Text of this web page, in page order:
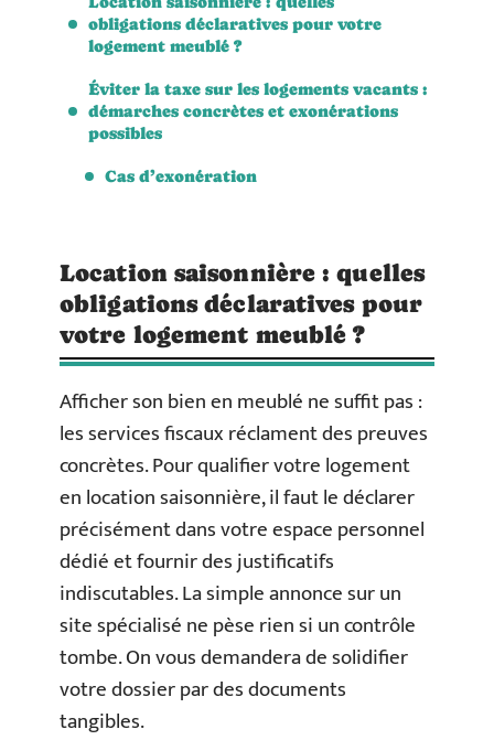
obligations déclaratives pour votre
logement meublé ?
Éviter la taxe sur les logements vacants :
démarches concrètes et exonérations
possibles
Cas d’exonération
Location saisonnière : quelles
obligations déclaratives pour
votre logement meublé ?
Afficher son bien en meublé ne suffit pas :
les services fiscaux réclament des preuves
concrètes. Pour qualifier votre logement
en location saisonnière, il faut le déclarer
précisément dans votre espace personnel
dédié et fournir des justificatifs
indiscutables. La simple annonce sur un
site spécialisé ne pèse rien si un contrôle
tombe. On vous demandera de solidifier
votre dossier par des documents
tangibles.